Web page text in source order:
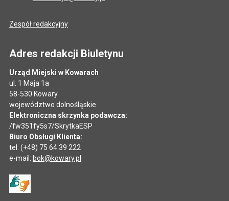
Zespół redakcyjny
Adres redakcji Biuletynu
Urząd Miejski w Kowarach
ul. 1 Maja 1a
58-530 Kowary
województwo dolnośląskie
Elektroniczna skrzynka podawcza:
/fw351fy5s7/SkrytkaESP
Biuro Obsługi Klienta:
tel. (+48) 75 64 39 222
e-mail: bok@kowary.pl